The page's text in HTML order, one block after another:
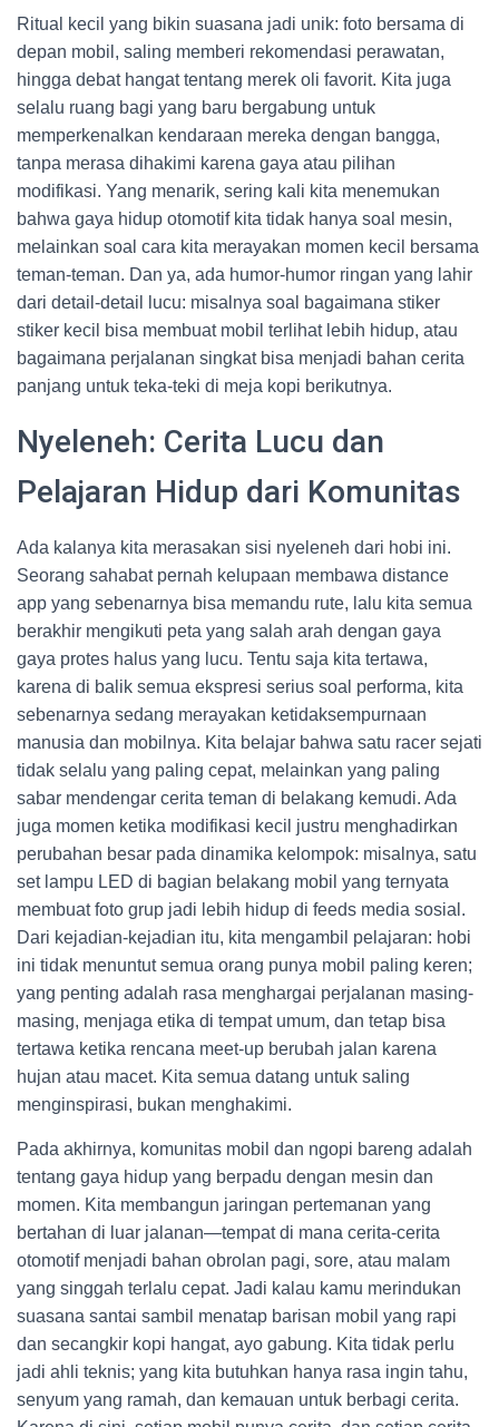
Ritual kecil yang bikin suasana jadi unik: foto bersama di
depan mobil, saling memberi rekomendasi perawatan,
hingga debat hangat tentang merek oli favorit. Kita juga
selalu ruang bagi yang baru bergabung untuk
memperkenalkan kendaraan mereka dengan bangga,
tanpa merasa dihakimi karena gaya atau pilihan
modifikasi. Yang menarik, sering kali kita menemukan
bahwa gaya hidup otomotif kita tidak hanya soal mesin,
melainkan soal cara kita merayakan momen kecil bersama
teman-teman. Dan ya, ada humor-humor ringan yang lahir
dari detail-detail lucu: misalnya soal bagaimana stiker
stiker kecil bisa membuat mobil terlihat lebih hidup, atau
bagaimana perjalanan singkat bisa menjadi bahan cerita
panjang untuk teka-teki di meja kopi berikutnya.
Nyeleneh: Cerita Lucu dan
Pelajaran Hidup dari Komunitas
Ada kalanya kita merasakan sisi nyeleneh dari hobi ini.
Seorang sahabat pernah kelupaan membawa distance
app yang sebenarnya bisa memandu rute, lalu kita semua
berakhir mengikuti peta yang salah arah dengan gaya
gaya protes halus yang lucu. Tentu saja kita tertawa,
karena di balik semua ekspresi serius soal performa, kita
sebenarnya sedang merayakan ketidaksempurnaan
manusia dan mobilnya. Kita belajar bahwa satu racer sejati
tidak selalu yang paling cepat, melainkan yang paling
sabar mendengar cerita teman di belakang kemudi. Ada
juga momen ketika modifikasi kecil justru menghadirkan
perubahan besar pada dinamika kelompok: misalnya, satu
set lampu LED di bagian belakang mobil yang ternyata
membuat foto grup jadi lebih hidup di feeds media sosial.
Dari kejadian-kejadian itu, kita mengambil pelajaran: hobi
ini tidak menuntut semua orang punya mobil paling keren;
yang penting adalah rasa menghargai perjalanan masing-
masing, menjaga etika di tempat umum, dan tetap bisa
tertawa ketika rencana meet-up berubah jalan karena
hujan atau macet. Kita semua datang untuk saling
menginspirasi, bukan menghakimi.
Pada akhirnya, komunitas mobil dan ngopi bareng adalah
tentang gaya hidup yang berpadu dengan mesin dan
momen. Kita membangun jaringan pertemanan yang
bertahan di luar jalanan—tempat di mana cerita-cerita
otomotif menjadi bahan obrolan pagi, sore, atau malam
yang singgah terlalu cepat. Jadi kalau kamu merindukan
suasana santai sambil menatap barisan mobil yang rapi
dan secangkir kopi hangat, ayo gabung. Kita tidak perlu
jadi ahli teknis; yang kita butuhkan hanya rasa ingin tahu,
senyum yang ramah, dan kemauan untuk berbagi cerita.